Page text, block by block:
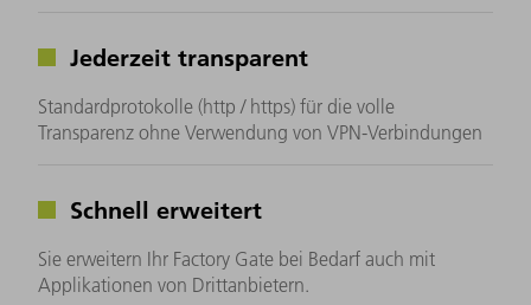
Jederzeit transparent
Standardprotokolle (http / https) für die volle
Transparenz ohne Verwendung von VPN-Verbindungen
Schnell erweitert
Sie erweitern Ihr Factory Gate bei Bedarf auch mit
Applikationen von Drittanbietern.